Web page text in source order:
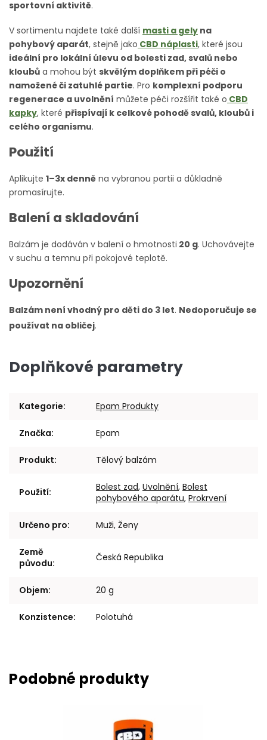
sportovní aktivitě.
V sortimentu najdete také další masti a gely na
pohybový aparát, stejně jako CBD náplasti, které jsou
ideální pro lokální úlevu od bolesti zad, svalů nebo
kloubů a mohou být skvělým doplňkem při péči o
namožené či zatuhlé partie. Pro komplexní podporu
regenerace a uvolnění můžete péči rozšířit také o CBD
kapky, které přispívají k celkové pohodě svalů, kloubů i
celého organismu.
Použití
Aplikujte 1–3x denně na vybranou partii a důkladně
promasírujte.
Balení a skladování
Balzám je dodáván v balení o hmotnosti 20 g. Uchovávejte
v suchu a temnu při pokojové teplotě.
Upozornění
Balzám není vhodný pro děti do 3 let. Nedoporučuje se
používat na obličej.
Doplňkové parametry
Kategorie: Epam Produkty
Značka: Epam
Produkt: Tělový balzám
Použití: Bolest zad, Uvolnění, Bolest
pohybového aparátu, Prokrvení
Určeno pro: Muži, Ženy
Země
původu: Česká Republika
Objem: 20 g
Konzistence: Polotuhá